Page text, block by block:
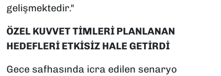
gelişmektedir."
ÖZEL KUVVET TİMLERİ PLANLANAN
HEDEFLERİ ETKİSİZ HALE GETİRDİ
Gece safhasında icra edilen senaryo